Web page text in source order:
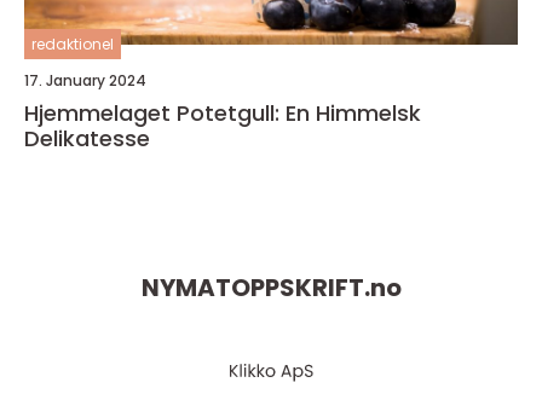
redaktionel
17. January 2024
Hjemmelaget Potetgull: En Himmelsk
Delikatesse
NYMATOPPSKRIFT.no